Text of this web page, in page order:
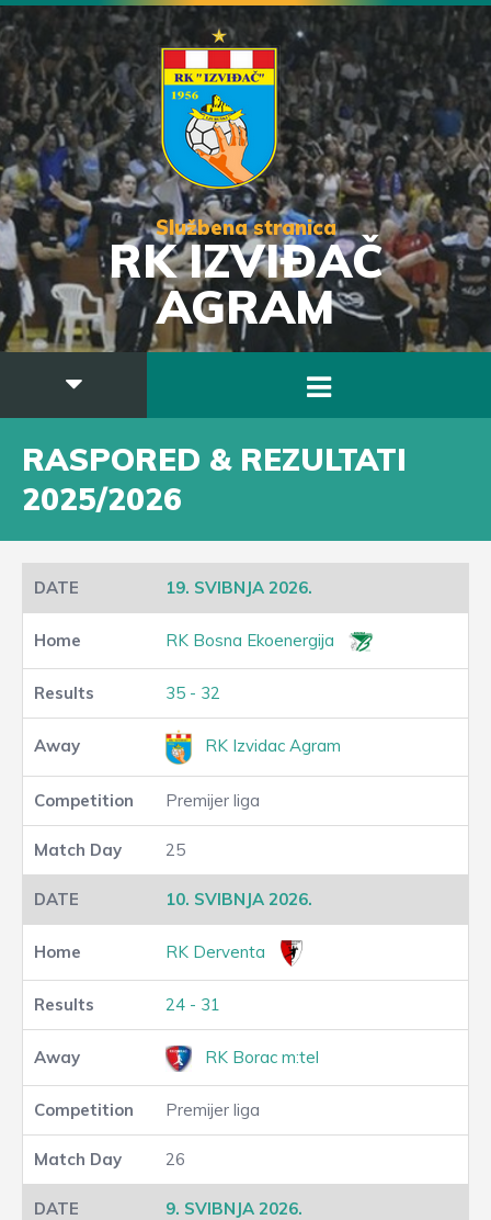
Službena stranica
RK IZVIĐAČ
AGRAM
RASPORED & REZULTATI
2025/2026
19. SVIBNJA 2026.
RK Bosna Ekoenergija
35 - 32
RK Izvidac Agram
Premijer liga
25
10. SVIBNJA 2026.
RK Derventa
24 - 31
RK Borac m:tel
Premijer liga
26
9. SVIBNJA 2026.